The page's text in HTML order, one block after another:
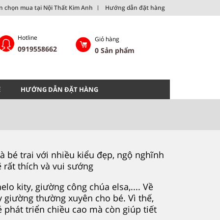
chọn mua tại Nội Thất Kim Anh Hướng dẫn đặt hàng
Hotline
0919558662
Giỏ hàng
0Sản phẩm
HƯỚNG DẪN ĐẶT HÀNG
bé trai với nhiều kiểu đẹp, ngộ nghĩnh
rất thích và vui sướng
kity, giường công chúa elsa,.... Về
thường xuyên cho bé. Vì thế,
phát triển chiều cao mà còn giúp tiết